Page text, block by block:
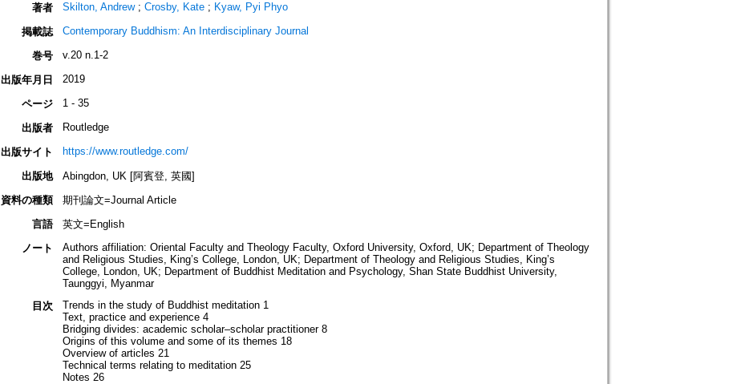
著者 Skilton, Andrew; Crosby, Kate; Kyaw, Pyi Phyo
掲載誌 Contemporary Buddhism: An Interdisciplinary Journal
巻号 v.20 n.1-2
出版年月日 2019
ページ 1 - 35
出版者 Routledge
出版サイト https://www.routledge.com/
出版地
Abingdon, UK [阿賓登, 英國]
資料の種類
期刊論文=Journal Article
言語
英文=English
ノート
Authors affiliation: Oriental Faculty and Theology Faculty, Oxford University, Oxford, UK; Department of Theology
and Religious Studies, King’s College, London, UK; Department of Theology and Religious Studies, King’s
College, London, UK; Department of Buddhist Meditation and Psychology, Shan State Buddhist University,
Taunggyi, Myanmar
目次
Trends in the study of Buddhist meditation 1
Text, practice and experience 4
Bridging divides: academic scholar–scholar practitioner 8
Origins of this volume and some of its themes 18
Overview of articles 21
Technical terms relating to meditation 25
Notes 26